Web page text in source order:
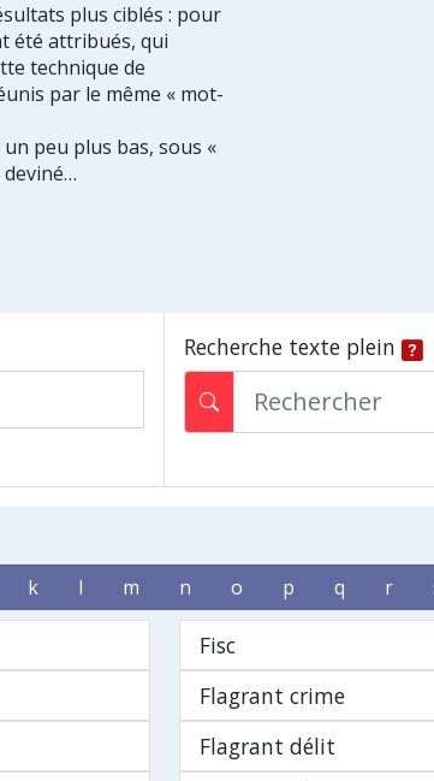
plus ciblés : pour
été attribués, qui
technique de
par le même « mot-
peu plus bas, sous «
deviné…
Recherche texte plein
k l m n o p q r
Fisc
Flagrant crime
Flagrant délit